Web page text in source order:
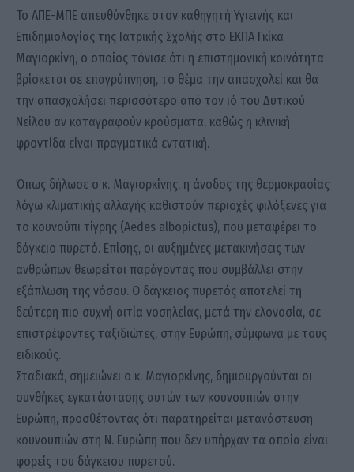
Το ΑΠΕ-ΜΠΕ απευθύνθηκε στον καθηγητή Υγιεινής και
Επιδημιολογίας της Ιατρικής Σχολής στο ΕΚΠΑ Γκίκα
Μαγιορκίνη, ο οποίος τόνισε ότι η επιστημονική κοινότητα
βρίσκεται σε επαγρύπνηση, το θέμα την απασχολεί και θα
την απασχολήσει περισσότερο από τον ιό του Δυτικού
Νείλου αν καταγραφούν κρούσματα, καθώς η κλινική
φροντίδα είναι πραγματικά εντατική.
Όπως δήλωσε ο κ. Μαγιορκίνης, η άνοδος της θερμοκρασίας
λόγω κλιματικής αλλαγής καθιστούν περιοχές φιλόξενες για
το κουνούπι τίγρης (Aedes albopictus), που μεταφέρει το
δάγκειο πυρετό. Επίσης, οι αυξημένες μετακινήσεις των
ανθρώπων θεωρείται παράγοντας που συμβάλλει στην
εξάπλωση της νόσου. Ο δάγκειος πυρετός αποτελεί τη
δεύτερη πιο συχνή αιτία νοσηλείας, μετά την ελονοσία, σε
επιστρέφοντες ταξιδιώτες, στην Ευρώπη, σύμφωνα με τους
ειδικούς.
Σταδιακά, σημειώνει ο κ. Μαγιορκίνης, δημιουργούνται οι
συνθήκες εγκατάστασης αυτών των κουνουπιών στην
Ευρώπη, προσθέτοντάς ότι παρατηρείται μετανάστευση
κουνουπιών στη Ν. Ευρώπη που δεν υπήρχαν τα οποία είναι
φορείς του δάγκειου πυρετού.